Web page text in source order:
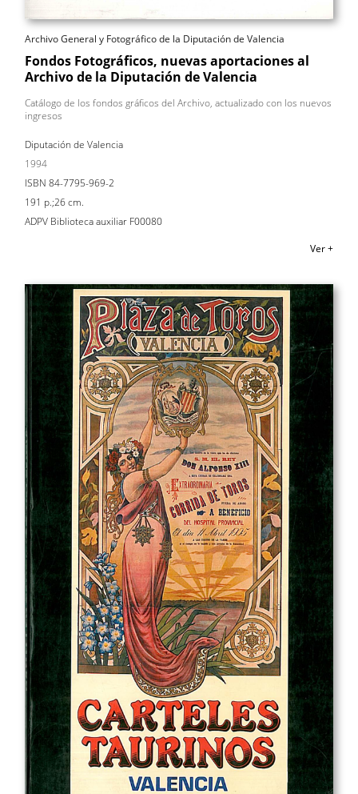
Archivo General y Fotográfico de la Diputación de Valencia
Fondos Fotográficos, nuevas aportaciones al
Archivo de la Diputación de Valencia
Catálogo de los fondos gráficos del Archivo, actualizado con los nuevos
ingresos
Diputación de Valencia
1994
ISBN 84-7795-969-2
191 p.;26 cm.
ADPV Biblioteca auxiliar F00080
Ver +